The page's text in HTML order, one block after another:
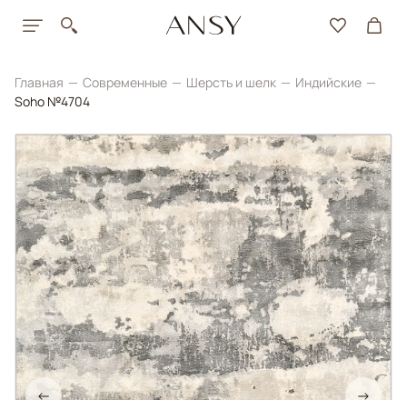
Главная Современные Шерсть и шелк
Индийские
Soho №4704
← →